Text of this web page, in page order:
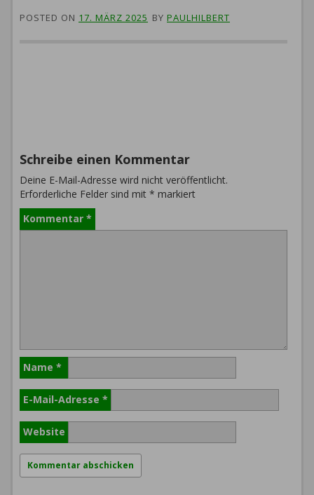
POSTED ON 17. MÄRZ 2025 BY PAULHILBERT
Schreibe einen Kommentar
Deine E-Mail-Adresse wird nicht veröffentlicht.
Erforderliche Felder sind mit * markiert
Kommentar *
Name *
E-Mail-Adresse *
Website